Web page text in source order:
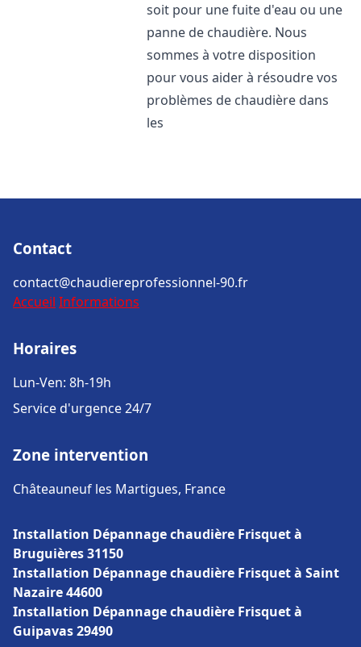
soit pour une fuite d'eau ou une
panne de chaudière. Nous
sommes à votre disposition
pour vous aider à résoudre vos
problèmes de chaudière dans
les
Contact
contact@chaudiereprofessionnel-90.fr
Accueil Informations
Horaires
Lun-Ven: 8h-19h
Service d'urgence 24/7
Zone intervention
Châteauneuf les Martigues, France
Installation Dépannage chaudière Frisquet à
Bruguières 31150
Installation Dépannage chaudière Frisquet à Saint
Nazaire 44600
Installation Dépannage chaudière Frisquet à
Guipavas 29490